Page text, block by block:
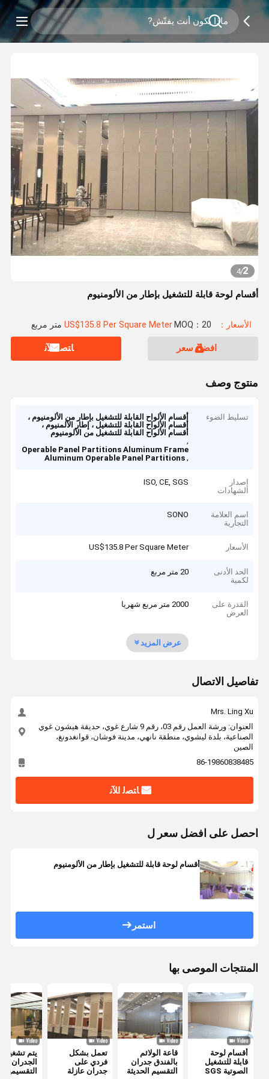
2
/
4
أقسام لوحة قابلة للتشغيل بإطار من الألومنيوم
الأسعار：US$135.8 Per Square Meter MOQ：20 متر مربع
افضل سعر ﺎﺘﺼﻟ ﺍﻶﻧ
منتوج وصف
تسليط الضوء
أقسام الألواح القابلة للتشغيل بإطار من الألومنيوم ،
أقسام الألواح القابلة للتشغيل ، إطار الألمنيوم ،
أقسام الألواح القابلة للتشغيل من الألومنيوم
,
Operable Panel Partitions Aluminum Frame
,
Aluminum Operable Panel Partitions
إصدار
الشهادات
ISO, CE, SGS
اسم العلامة
التجارية
SONO
الأسعار US$135.8 Per Square Meter
الحد الأدنى
لكمية
20 متر مربع
القدرة على
العرض
2000 متر مربع شهريا
عرض المزيد
تفاصيل الاتصال
Mrs. Ling Xu
العنوان: ورشة العمل رقم 03، رقم 9 شارع غوي، حديقة هيشون غوي
الصناعية، بلدة ليشوي، منطقة نانهي، مدينة فوشان، قوانغدونغ،
الصين
86-19860838485
ﺎﺘﺼﻟ ﺍﻶﻧ
احصل على افضل سعر ل
أقسام لوحة قابلة للتشغيل بإطار من الألومنيوم
استمر
المنتجات الموصى بها
أقسام لوحة
قابلة للتشغيل
الصوتية SGS
قاعة الولائم
بالفندق جدران
التقسيم الحديثة
تعمل بشكل
فردي على
جدران عازلة
يتم تشغيل
الجدران
التقسيمية